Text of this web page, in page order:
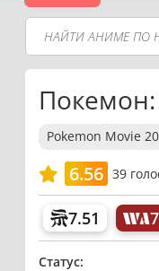
Pokemon Movie
6.56 39
7.51
Статус: